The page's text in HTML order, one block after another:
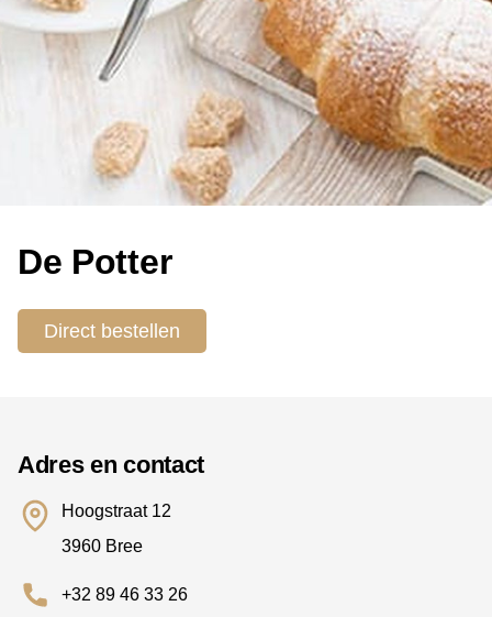
De Potter
Direct bestellen
Adres en contact
Hoogstraat 12
3960 Bree
+32 89 46 33 26